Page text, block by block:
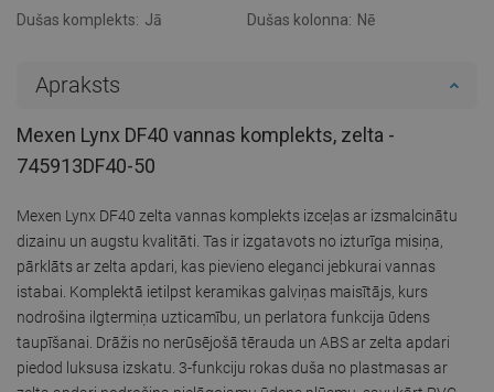
Dušas komplekts: Jā Dušas kolonna: Nē
Apraksts
Mexen Lynx DF40 vannas komplekts, zelta -
745913DF40-50
Mexen Lynx DF40 zelta vannas komplekts izceļas ar izsmalcinātu
dizainu un augstu kvalitāti. Tas ir izgatavots no izturīga misiņa,
pārklāts ar zelta apdari, kas pievieno eleganci jebkurai vannas
istabai. Komplektā ietilpst keramikas galviņas maisītājs, kurs
nodrošina ilgtermiņa uzticamību, un perlatora funkcija ūdens
taupīšanai. Drāžis no nerūsējošā tērauda un ABS ar zelta apdari
piedod luksusa izskatu. 3-funkciju rokas duša no plastmasas ar